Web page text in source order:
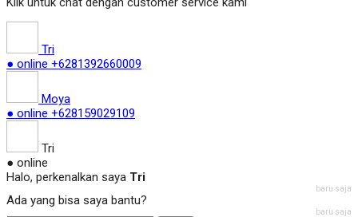
Tri
● online +6281392660009
Moya
● online +628159029109
Tri
● online
Halo, perkenalkan saya Tri
baru saja
Ada yang bisa saya bantu?
baru saja